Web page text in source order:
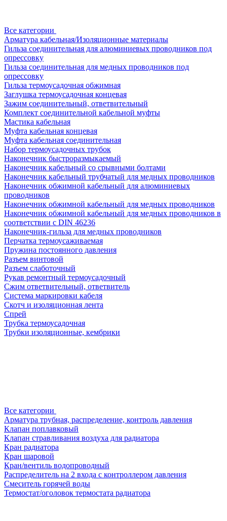
Все категории
Арматура кабельная/Изоляционные материалы
Гильза соединительная для алюминиевых проводников под
опрессовку
Гильза соединительная для медных проводников под
опрессовку
Гильза термоусадочная обжимная
Заглушка термоусадочная концевая
Зажим соединительный, ответвительный
Комплект соединительной кабельной муфты
Мастика кабельная
Муфта кабельная концевая
Муфта кабельная соединительная
Набор термоусадочных трубок
Наконечник быстроразмыкаемый
Наконечник кабельный со срывными болтами
Наконечник кабельный трубчатый для медных проводников
Наконечник обжимной кабельный для алюминиевых
проводников
Наконечник обжимной кабельный для медных проводников
Наконечник обжимной кабельный для медных проводников в
соответствии с DIN 46236
Наконечник-гильза для медных проводников
Перчатка термоусаживаемая
Пружина постоянного давления
Разъем винтовой
Разъем слаботочный
Рукав ремонтный термоусадочный
Сжим ответвительный, ответвитель
Система маркировки кабеля
Скотч и изоляционная лента
Спрей
Трубка термоусадочная
Трубки изоляционные, кембрики
Все категории
Арматура трубная, распределение, контроль давления
Клапан поплавковый
Клапан стравливания воздуха для радиатора
Кран радиатора
Кран шаровой
Кран/вентиль водопроводный
Распределитель на 2 входа с контроллером давления
Смеситель горячей воды
Термостат/оголовок термостата радиатора